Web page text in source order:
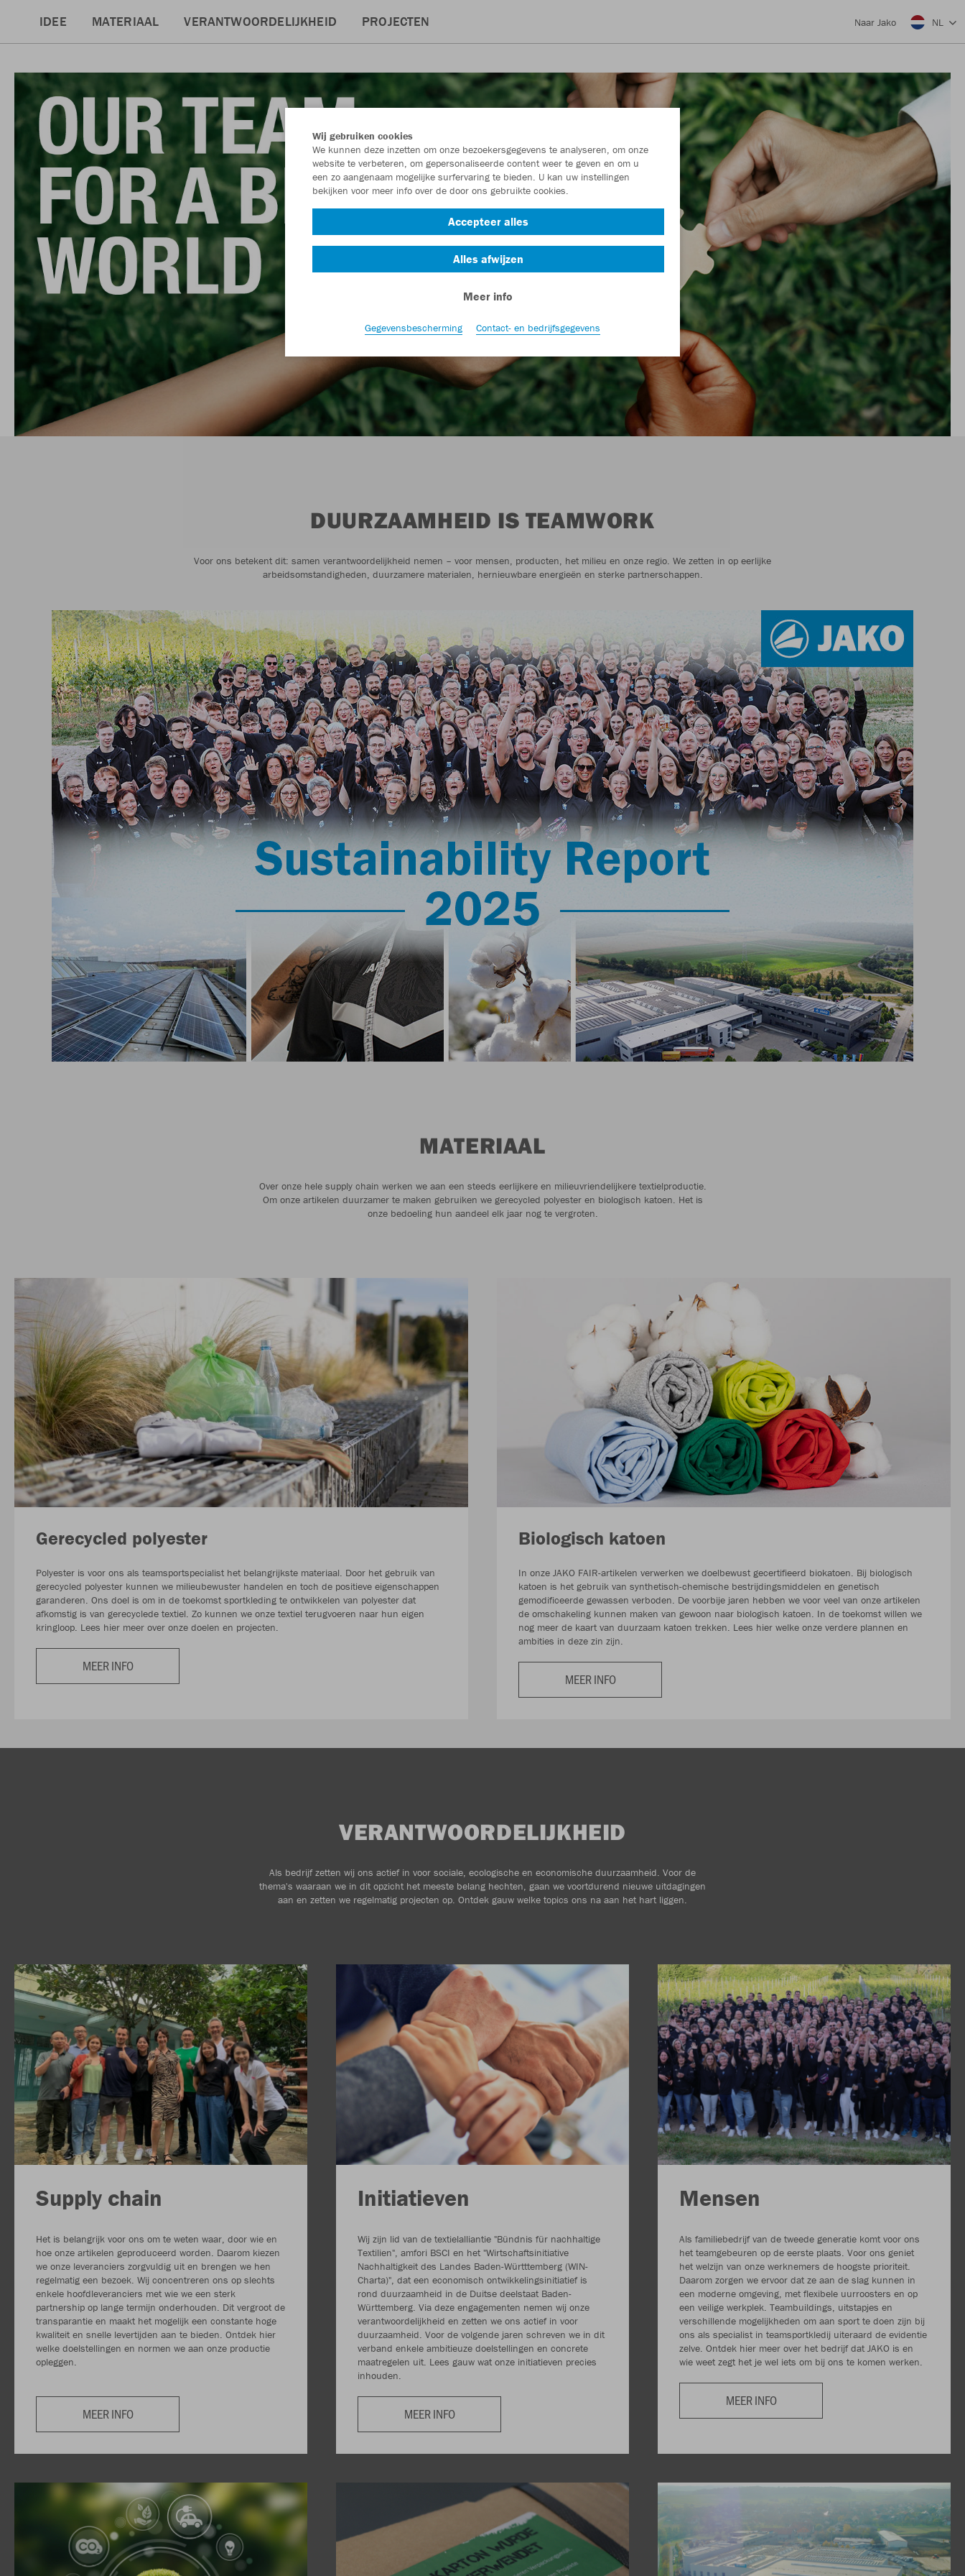
IDEE MATERIAAL VERANTWOORDELIJKHEID PROJECTEN Naar Jako NL
DUURZAAMHEID IS TEAMWORK
Voor ons betekent dit: samen verantwoordelijkheid nemen – voor mensen, producten, het milieu en onze regio. We zetten in op eerlijke
arbeidsomstandigheden, duurzamere materialen, hernieuwbare energieën en sterke partnerschappen.
MATERIAAL
Over onze hele supply chain werken we aan een steeds eerlijkere en milieuvriendelijkere textielproductie.
Om onze artikelen duurzamer te maken gebruiken we gerecycled polyester en biologisch katoen. Het is
onze bedoeling hun aandeel elk jaar nog te vergroten.
Gerecycled polyester
Polyester is voor ons als teamsportspecialist het belangrijkste materiaal. Door het gebruik van
gerecycled polyester kunnen we milieubewuster handelen en toch de positieve eigenschappen
garanderen. Ons doel is om in de toekomst sportkleding te ontwikkelen van polyester dat
afkomstig is van gerecyclede textiel. Zo kunnen we onze textiel terugvoeren naar hun eigen
kringloop. Lees hier meer over onze doelen en projecten.
MEER INFO
Biologisch katoen
In onze JAKO FAIR-artikelen verwerken we doelbewust gecertifieerd biokatoen. Bij biologisch
katoen is het gebruik van synthetisch-chemische bestrijdingsmiddelen en genetisch
gemodificeerde gewassen verboden. De voorbije jaren hebben we voor veel van onze artikelen
de omschakeling kunnen maken van gewoon naar biologisch katoen. In de toekomst willen we
nog meer de kaart van duurzaam katoen trekken. Lees hier welke onze verdere plannen en
ambities in deze zin zijn.
MEER INFO
VERANTWOORDELIJKHEID
Als bedrijf zetten wij ons actief in voor sociale, ecologische en economische duurzaamheid. Voor de
thema's waaraan we in dit opzicht het meeste belang hechten, gaan we voortdurend nieuwe uitdagingen
aan en zetten we regelmatig projecten op. Ontdek gauw welke topics ons na aan het hart liggen.
Supply chain
Het is belangrijk voor ons om te weten waar, door wie en
hoe onze artikelen geproduceerd worden. Daarom kiezen
we onze leveranciers zorgvuldig uit en brengen we hen
regelmatig een bezoek. Wij concentreren ons op slechts
enkele hoofdleveranciers met wie we een sterk
partnership op lange termijn onderhouden. Dit vergroot de
transparantie en maakt het mogelijk een constante hoge
kwaliteit en snelle levertijden aan te bieden. Ontdek hier
welke doelstellingen en normen we aan onze productie
opleggen.
MEER INFO
Initiatieven
Wij zijn lid van de textielalliantie "Bündnis für nachhaltige
Textilien", amfori BSCI en het "Wirtschaftsinitiative
Nachhaltigkeit des Landes Baden-Württtemberg (WIN-
Charta)", dat een economisch ontwikkelingsinitiatief is
rond duurzaamheid in de Duitse deelstaat Baden-
Württemberg. Via deze engagementen nemen wij onze
verantwoordelijkheid en zetten we ons actief in voor
duurzaamheid. Voor de volgende jaren schreven we in dit
verband enkele ambitieuze doelstellingen en concrete
maatregelen uit. Lees gauw wat onze initiatieven precies
inhouden.
MEER INFO
Mensen
Als familiebedrijf van de tweede generatie komt voor ons
het teamgebeuren op de eerste plaats. Voor ons geniet
het welzijn van onze werknemers de hoogste prioriteit.
Daarom zorgen we ervoor dat ze aan de slag kunnen in
een moderne omgeving, met flexibele uurroosters en op
een veilige werkplek. Teambuildings, uitstapjes en
verschillende mogelijkheden om aan sport te doen zijn bij
ons als specialist in teamsportkledij uiteraard de evidentie
zelve. Ontdek hier meer over het bedrijf dat JAKO is en
wie weet zegt het je wel iets om bij ons te komen werken.
MEER INFO
Wij gebruiken cookies
We kunnen deze inzetten om onze bezoekersgegevens te analyseren, om onze
website te verbeteren, om gepersonaliseerde content weer te geven en om u
een zo aangenaam mogelijke surfervaring te bieden. U kan uw instellingen
bekijken voor meer info over de door ons gebruikte cookies.
Accepteer alles
Alles afwijzen
Meer info
Gegevensbescherming Contact- en bedrijfsgegevens